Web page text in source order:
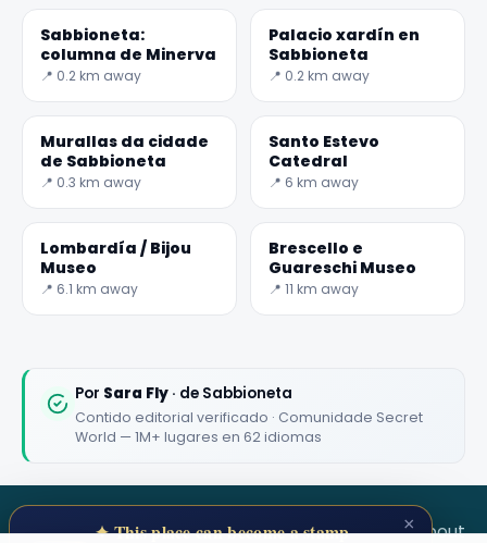
Sabbioneta:
columna de Minerva
📍 0.2 km away
Palacio xardín en
Sabbioneta
📍 0.2 km away
Murallas da cidade
de Sabbioneta
📍 0.3 km away
Santo Estevo
Catedral
📍 6 km away
Lombardía / Bijou
Museo
📍 6.1 km away
Brescello e
Guareschi Museo
📍 11 km away
Por Sara Fly · de Sabbioneta
Contido editorial verificado · Comunidade Secret
World — 1M+ lugares en 62 idiomas
SECRET WORLD TermsPrivacyAbout
🏆🏆 #1 Trip Planner 2026
Rated best travel app worldwide
★★★★★
Keep Exploring the World
×
✦ This place can become a stamp